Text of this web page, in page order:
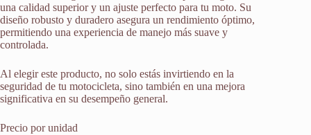
una calidad superior y un ajuste perfecto para tu moto. Su
diseño robusto y duradero asegura un rendimiento óptimo,
permitiendo una experiencia de manejo más suave y
controlada.
Al elegir este producto, no solo estás invirtiendo en la
seguridad de tu motocicleta, sino también en una mejora
significativa en su desempeño general.
Precio por unidad